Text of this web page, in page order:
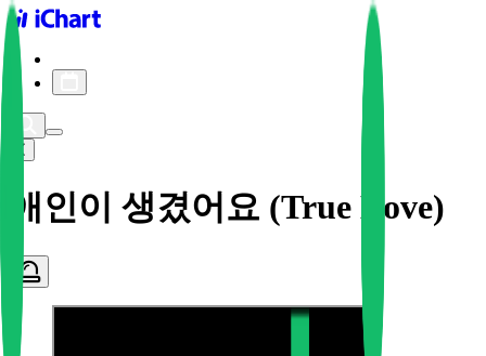
iChart logo
애인이 생겼어요 (True Love)